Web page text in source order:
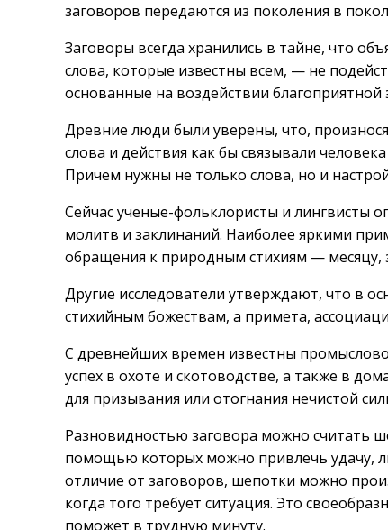
заговоров передаются из поколения в
Заговоры всегда хранились в тайне, что
слова, которые известны всем, — не
основанные на воздействии благоприятной
Древние люди были уверены, что,
слова и действия как бы связывали
Причем нужны не только слова, но и
Сейчас ученые-фольклористы и лингвисты
молитв и заклинаний. Наиболее яркими
обращения к природным стихиям — месяцу,
Другие исследователи утверждают, что в
стихийным божествам, а примета,
С древнейших времен известны
успех в охоте и скотоводстве, а также в
для призывания или отогнания нечистой
Разновидностью заговора можно считать
помощью которых можно привлечь удачу,
отличие от заговоров, шепотки можно
когда того требует ситуация. Это
поможет в трудную минуту.